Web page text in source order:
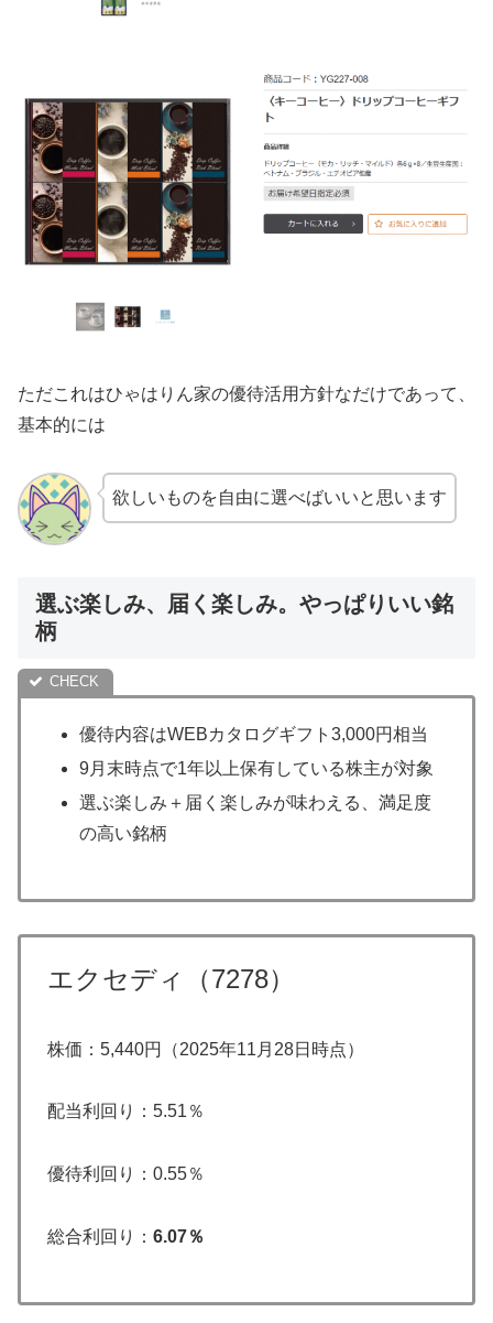
ただこれはひゃはりん家の優待活用方針なだけであって、
基本的には
欲しいものを自由に選べばいいと思います
選ぶ楽しみ、届く楽しみ。やっぱりいい銘
柄
優待内容はWEBカタログギフト3,000円相当
9月末時点で1年以上保有している株主が対象
選ぶ楽しみ＋届く楽しみが味わえる、満足度
の高い銘柄
エクセディ（7278）
株価：5,440円（2025年11月28日時点）
配当利回り：5.51％
優待利回り：0.55％
総合利回り： 6.07％